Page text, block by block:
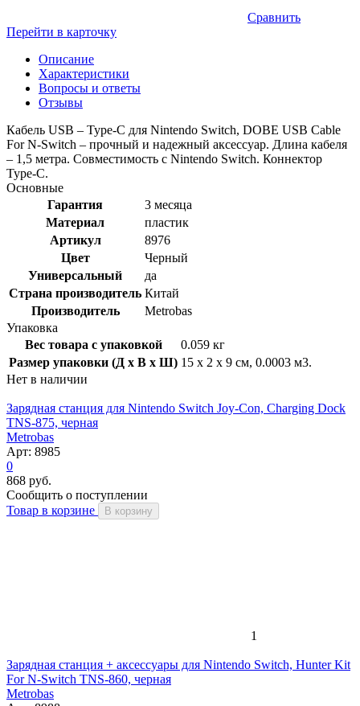
Сравнить
Перейти в карточку
Описание
Характеристики
Вопросы и ответы
Отзывы
Кабель USB – Type-C для Nintendo Switch, DOBE USB Cable
For N-Switch – прочный и надежный аксессуар. Длина кабеля
– 1,5 метра. Совместимость с Nintendo Switch. Коннектор
Type-C.
Основные
Гарантия
3 месяца
Материал
пластик
Артикул
8976
Цвет
Черный
Универсальный
да
Страна производитель Китай
Производитель
Metrobas
Упаковка
Вес товара с упаковкой
0.059 кг
Размер упаковки (Д x В x Ш) 15 x 2 x 9 см, 0.0003 м3.
Нет в наличии
Зарядная станция для Nintendo Switch Joy-Con, Charging Dock
TNS-875, черная
Metrobas
Арт: 8985
0
868 руб.
Сообщить о поступлении
Товар в корзине
В корзину
1
Зарядная станция + аксессуары для Nintendo Switch, Hunter Kit
For N-Switch TNS-860, черная
Metrobas